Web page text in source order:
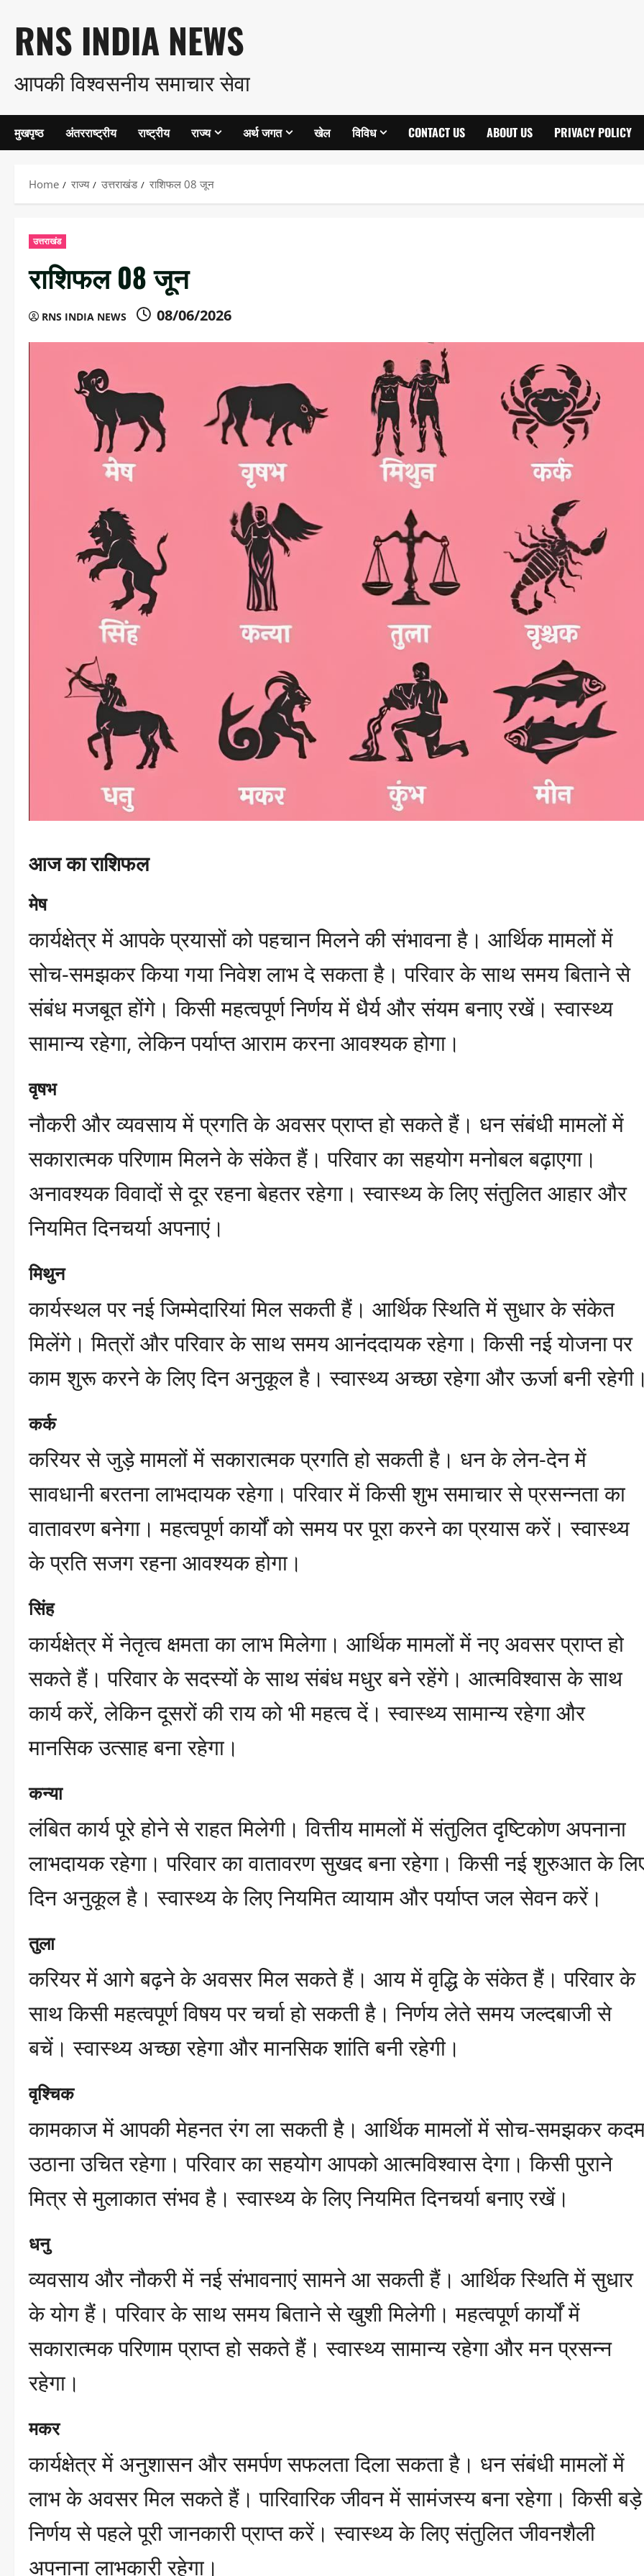
to
content
RNS INDIA NEWS
आपकी विश्वसनीय समाचार सेवा
मुखपृष्ठ अंतरराष्ट्रीय राष्ट्रीय राज्य अर्थ जगत खेल विविध CONTACT US ABOUT US PRIVACY POLICY
Home राज्य उत्तराखंड राशिफल 08 जून
उत्तराखंड
राशिफल 08 जून
RNS INDIA NEWS 08/06/2026
आज का राशिफल
मेष
कार्यक्षेत्र में आपके प्रयासों को पहचान मिलने की संभावना है। आर्थिक मामलों में
सोच-समझकर किया गया निवेश लाभ दे सकता है। परिवार के साथ समय बिताने से
संबंध मजबूत होंगे। किसी महत्वपूर्ण निर्णय में धैर्य और संयम बनाए रखें। स्वास्थ्य
सामान्य रहेगा, लेकिन पर्याप्त आराम करना आवश्यक होगा।
वृषभ
नौकरी और व्यवसाय में प्रगति के अवसर प्राप्त हो सकते हैं। धन संबंधी मामलों में
सकारात्मक परिणाम मिलने के संकेत हैं। परिवार का सहयोग मनोबल बढ़ाएगा।
अनावश्यक विवादों से दूर रहना बेहतर रहेगा। स्वास्थ्य के लिए संतुलित आहार और
नियमित दिनचर्या अपनाएं।
मिथुन
कार्यस्थल पर नई जिम्मेदारियां मिल सकती हैं। आर्थिक स्थिति में सुधार के संकेत
मिलेंगे। मित्रों और परिवार के साथ समय आनंददायक रहेगा। किसी नई योजना पर
काम शुरू करने के लिए दिन अनुकूल है। स्वास्थ्य अच्छा रहेगा और ऊर्जा बनी
कर्क
करियर से जुड़े मामलों में सकारात्मक प्रगति हो सकती है। धन के लेन-देन में
सावधानी बरतना लाभदायक रहेगा। परिवार में किसी शुभ समाचार से प्रसन्नता का
वातावरण बनेगा। महत्वपूर्ण कार्यों को समय पर पूरा करने का प्रयास करें। स्वास्थ्य
के प्रति सजग रहना आवश्यक होगा।
सिंह
कार्यक्षेत्र में नेतृत्व क्षमता का लाभ मिलेगा। आर्थिक मामलों में नए अवसर प्राप्त हो
सकते हैं। परिवार के सदस्यों के साथ संबंध मधुर बने रहेंगे। आत्मविश्वास के साथ
कार्य करें, लेकिन दूसरों की राय को भी महत्व दें। स्वास्थ्य सामान्य रहेगा और
मानसिक उत्साह बना रहेगा।
कन्या
लंबित कार्य पूरे होने से राहत मिलेगी। वित्तीय मामलों में संतुलित दृष्टिकोण अपनाना
लाभदायक रहेगा। परिवार का वातावरण सुखद बना रहेगा। किसी नई शुरुआत के
दिन अनुकूल है। स्वास्थ्य के लिए नियमित व्यायाम और पर्याप्त जल सेवन करें।
तुला
करियर में आगे बढ़ने के अवसर मिल सकते हैं। आय में वृद्धि के संकेत हैं। परिवार के
साथ किसी महत्वपूर्ण विषय पर चर्चा हो सकती है। निर्णय लेते समय जल्दबाजी से
बचें। स्वास्थ्य अच्छा रहेगा और मानसिक शांति बनी रहेगी।
वृश्चिक
कामकाज में आपकी मेहनत रंग ला सकती है। आर्थिक मामलों में सोच-समझकर
उठाना उचित रहेगा। परिवार का सहयोग आपको आत्मविश्वास देगा। किसी पुराने
मित्र से मुलाकात संभव है। स्वास्थ्य के लिए नियमित दिनचर्या बनाए रखें।
धनु
व्यवसाय और नौकरी में नई संभावनाएं सामने आ सकती हैं। आर्थिक स्थिति में सुधार
के योग हैं। परिवार के साथ समय बिताने से खुशी मिलेगी। महत्वपूर्ण कार्यों में
सकारात्मक परिणाम प्राप्त हो सकते हैं। स्वास्थ्य सामान्य रहेगा और मन प्रसन्न
रहेगा।
मकर
कार्यक्षेत्र में अनुशासन और समर्पण सफलता दिला सकता है। धन संबंधी मामलों में
लाभ के अवसर मिल सकते हैं। पारिवारिक जीवन में सामंजस्य बना रहेगा। किसी बड़े
निर्णय से पहले पूरी जानकारी प्राप्त करें। स्वास्थ्य के लिए संतुलित जीवनशैली
अपनाना लाभकारी रहेगा।